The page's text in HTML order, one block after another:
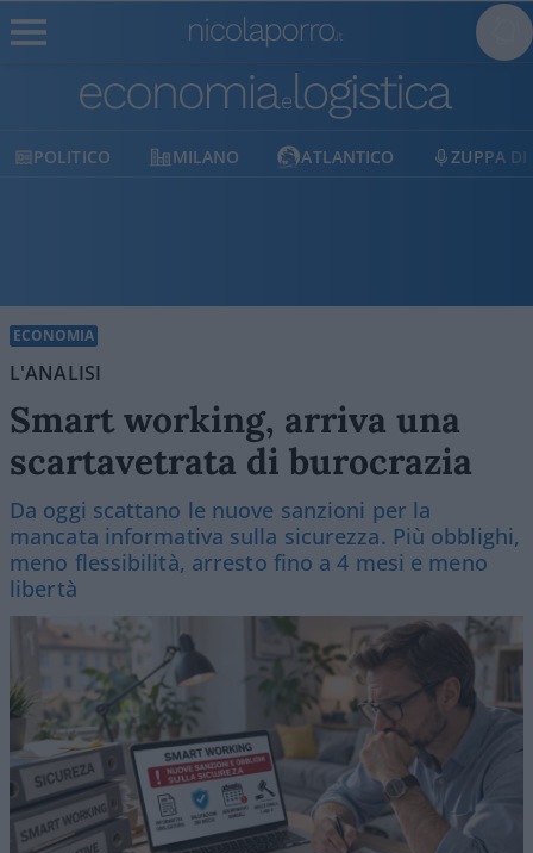
MILANO ATLANTICO ZUPPA DI PORRO
ECONOMIA
L'ANALISI
Smart working, arriva una
scartavetrata di burocrazia
Da oggi scattano le nuove sanzioni per la
mancata informativa sulla sicurezza. Più obblighi,
meno flessibilità, arresto fino a 4 mesi e meno
libertà